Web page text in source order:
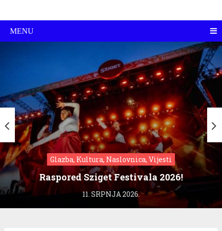
MENU
Glazba, Kultura, Naslovnica, Vijesti
Raspored Sziget Festivala 2026!
11. SRPNJA 2026.